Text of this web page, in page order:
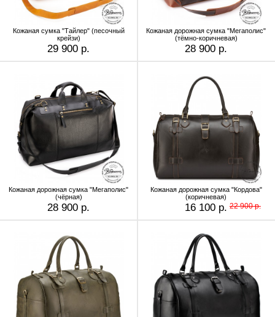
Кожаная сумка "Тайлер" (песочный
крейзи)
29 900 р.
Кожаная дорожная сумка "Мегаполис"
(тёмно-коричневая)
28 900 р.
Кожаная дорожная сумка "Мегаполис"
(чёрная)
28 900 р.
Кожаная дорожная сумка "Кордова"
(коричневая)
16 100 р. 22 900 р.